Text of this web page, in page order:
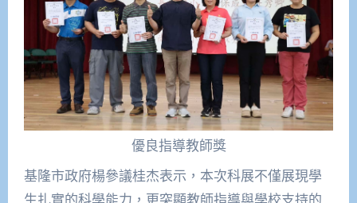
優良指導教師獎
基隆市政府楊參議桂杰表示，本次科展不僅展現學